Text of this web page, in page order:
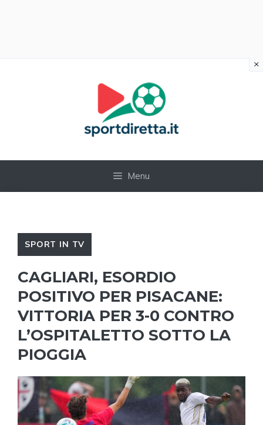
Menu
SPORT IN TV
CAGLIARI, ESORDIO
POSITIVO PER PISACANE:
VITTORIA PER 3-0 CONTRO
L’OSPITALETTO SOTTO LA
PIOGGIA
×